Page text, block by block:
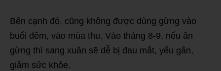
Bên cạnh đó, cũng không được dùng gừng vào
buổi đêm, vào mùa thu. Vào tháng 8-9, nếu ăn
gừng thì sang xuân sẽ dễ bị đau mắt, yếu gân,
giảm sức khỏe.